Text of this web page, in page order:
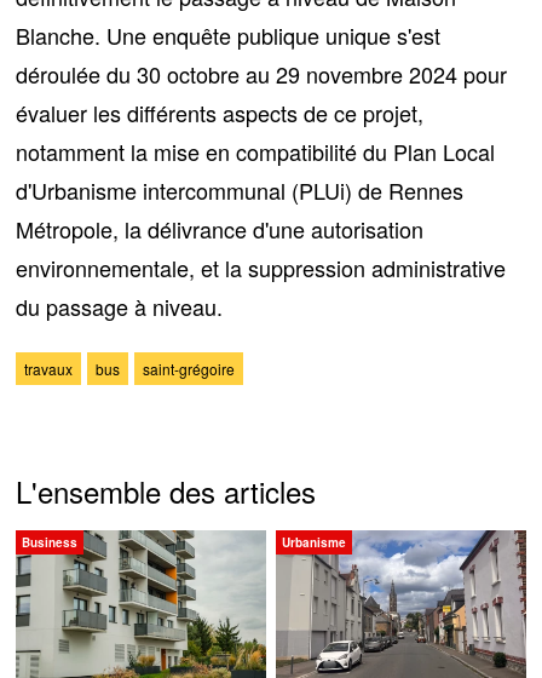
Blanche. Une enquête publique unique s'est
déroulée du 30 octobre au 29 novembre 2024 pour
évaluer les différents aspects de ce projet,
notamment la mise en compatibilité du Plan Local
d'Urbanisme intercommunal (PLUi) de Rennes
Métropole, la délivrance d'une autorisation
environnementale, et la suppression administrative
du passage à niveau.
travaux bus saint-grégoire
L'ensemble des articles
Business Urbanisme